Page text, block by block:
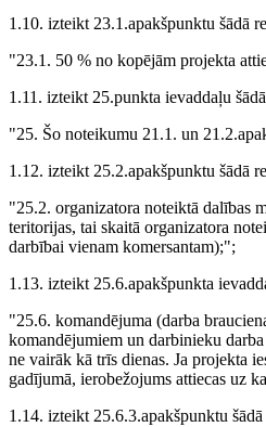
1.10. izteikt 23.1.apakšpunktu šādā
"23.1. 50 % no kopējām projekta
1.11. izteikt 25.punkta ievaddaļu
"25. Šo noteikumu 21.1. un
1.12. izteikt 25.2.apakšpunktu šādā
"25.2. organizatora noteiktā dalības
teritorijas, tai skaitā organizatora
darbībai vienam komersantam);";
1.13. izteikt 25.6.apakšpunkta
"25.6. komandējuma (darba
komandējumiem un darbinieku
ne vairāk kā trīs dienas. Ja projekta
gadījumā, ierobežojums attiecas uz
1.14. izteikt 25.6.3.apakšpunktu